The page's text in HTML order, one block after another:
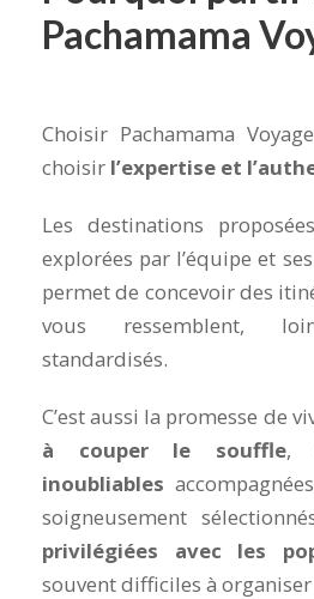
Pachamama
Choisir Pachamama
choisir l’expertise et
Les destinations
explorées par l’équipe et
permet de concevoir des
vous ressemblent,
standardisés.
C’est aussi la promesse de
à couper le souffle,
inoubliables
soigneusement
privilégiées avec les
souvent difficiles à